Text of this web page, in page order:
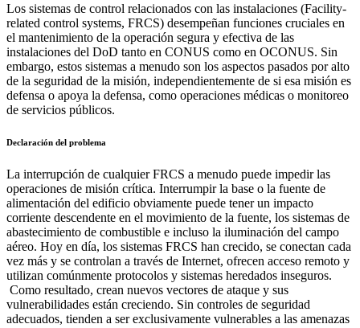
Los sistemas de control relacionados con las instalaciones (Facility-
related control systems, FRCS) desempeñan funciones cruciales en
el mantenimiento de la operación segura y efectiva de las
instalaciones del DoD tanto en CONUS como en OCONUS. Sin
embargo, estos sistemas a menudo son los aspectos pasados por alto
de la seguridad de la misión, independientemente de si esa misión es
defensa o apoya la defensa, como operaciones médicas o monitoreo
de servicios públicos.
Declaración del problema
La interrupción de cualquier FRCS a menudo puede impedir las
operaciones de misión crítica. Interrumpir la base o la fuente de
alimentación del edificio obviamente puede tener un impacto
corriente descendente en el movimiento de la fuente, los sistemas de
abastecimiento de combustible e incluso la iluminación del campo
aéreo. Hoy en día, los sistemas FRCS han crecido, se conectan cada
vez más y se controlan a través de Internet, ofrecen acceso remoto y
utilizan comúnmente protocolos y sistemas heredados inseguros.
Como resultado, crean nuevos vectores de ataque y sus
vulnerabilidades están creciendo. Sin controles de seguridad
adecuados, tienden a ser exclusivamente vulnerables a las amenazas